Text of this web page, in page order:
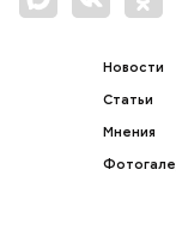
Новости
Статьи
Мнения